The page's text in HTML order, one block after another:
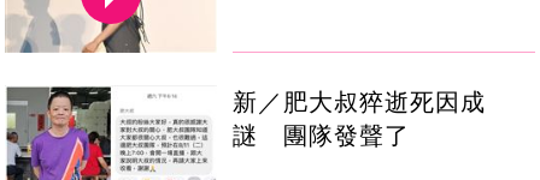
新／肥大叔猝逝死因成
謎 團隊發聲了